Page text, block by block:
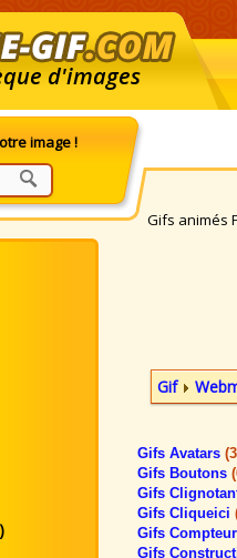
d'images
image !
Gifs animés
Gif
Gifs Avatars
Gifs Boutons
Gifs
Gifs Cliqueici
Gifs
Gifs